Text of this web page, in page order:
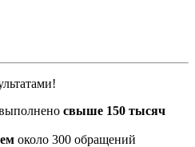
свыше 150 тысяч
около 300 обращений